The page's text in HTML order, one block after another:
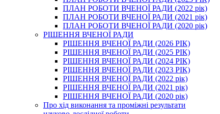
ПЛАН РОБОТИ ВЧЕНОЇ РАДИ (2022 рік)
ПЛАН РОБОТИ ВЧЕНОЇ РАДИ (2021 рік)
ПЛАН РОБОТИ ВЧЕНОЇ РАДИ (2020 рік)
РІШЕННЯ ВЧЕНОЇ РАДИ
РІШЕННЯ ВЧЕНОЇ РАДИ (2026 РІК)
РІШЕННЯ ВЧЕНОЇ РАДИ (2025 РІК)
РІШЕННЯ ВЧЕНОЇ РАДИ (2024 РІК)
РІШЕННЯ ВЧЕНОЇ РАДИ (2023 РІК)
РІШЕННЯ ВЧЕНОЇ РАДИ (2022 рік)
РІШЕННЯ ВЧЕНОЇ РАДИ (2021 рік)
РІШЕННЯ ВЧЕНОЇ РАДИ (2020 рік)
Про хід виконання та проміжні результати